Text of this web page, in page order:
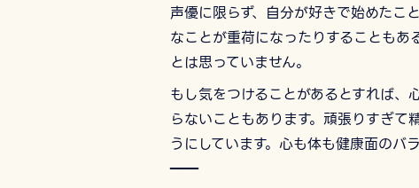
声優に限らず、自分が好きで始めたこ
なことが重荷になったりすることも
とは思っていません。
もし気をつけることがあるとすれば
らないこともあります。頑張りすぎ
うにしています。心も体も健康面のバ
――